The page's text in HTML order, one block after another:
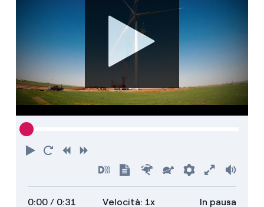
Riproduci
TornaIndietro
Avanti
Attiva
audiodescrizioni
Mostra
trascrizione
Più
veloce
Più
lento
Preferenze
Attiva
schermo
0:00/ 0:31 Velocità: 1x In pausa